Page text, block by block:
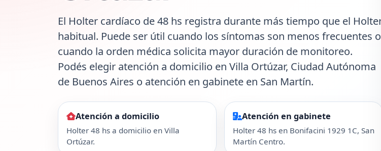
El Holter cardíaco de 48 hs registra durante más tiempo que el
habitual. Puede ser útil cuando los síntomas son menos frecuentes o
cuando la orden médica solicita mayor duración de monitoreo.
Podés elegir atención a domicilio en Villa Ortúzar, Ciudad Autónoma
de Buenos Aires o atención en gabinete en San Martín.
Atención a domicilio
Holter 48 hs a domicilio en Villa
Ortúzar.
Atención en gabinete
Holter 48 hs en Bonifacini 1929 1C, San
Martín Centro.